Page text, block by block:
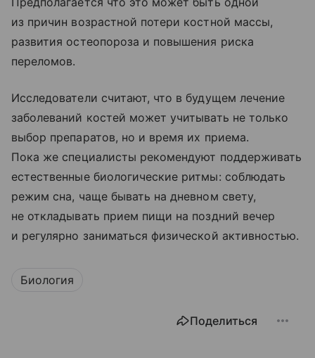
из причин возрастной потери костной массы,
развития остеопороза и повышения риска
переломов.
Исследователи считают, что в будущем лечение
заболеваний костей может учитывать не только
выбор препаратов, но и время их приема.
Пока же специалисты рекомендуют поддерживать
естественные биологические ритмы: соблюдать
режим сна, чаще бывать на дневном свету,
не откладывать прием пищи на поздний вечер
и регулярно заниматься физической активностью.
Биология
Поделиться